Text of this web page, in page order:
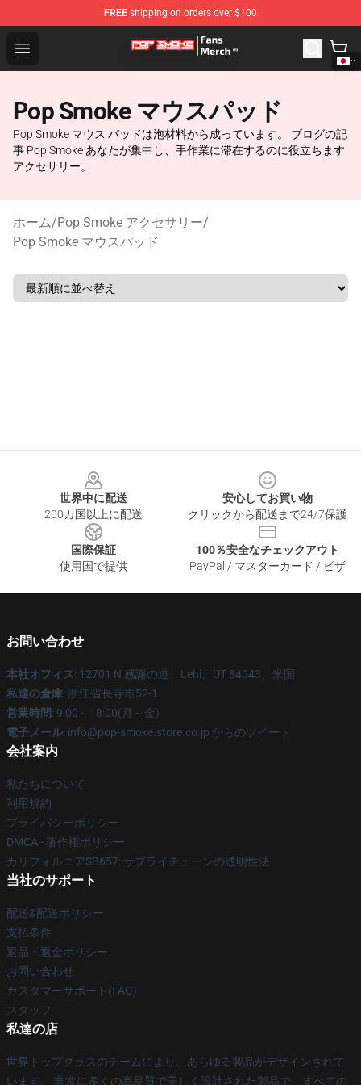
FREE shipping on orders over $100
Open menu
Pop Smoke Store - Official Pop Smoke Merchandise
Pop Smoke マウスパッド
Pop Smoke マウス パッドは泡材料から成っています。 ブログの記
事 Pop Smoke あなたが集中し、手作業に滞在するのに役立ちます
アクセサリー。
ホーム/Pop Smoke アクセサリー/
Pop Smoke マウスパッド
世界中に配送
200カ国以上に配送
安心してお買い物
クリックから配送まで24/7保護
国際保証
使用国で提供
100％安全なチェックアウト
PayPal / マスターカード / ビザ
お問い合わせ
本社オフィス: 12701 N 感謝の道、Lehi、UT 84043、米国
私達の倉庫: 浙江省長寺市52-1
営業時間: 9:00～18:00(月～金)
電子メール: info@pop-smoke.store.co.jp からのツイート
会社案内
私たちについて
利用規約
プライバシーポリシー
DMCA - 著作権ポリシー
カリフォルニアSB657: サプライチェーンの透明性法
当社のサポート
配送&配送ポリシー
支払条件
返品・返金ポリシー
お問い合わせ
カスタマーサポート(FAQ)
スタッフ
私達の店
世界トップクラスのチームにより、あらゆる製品がデザインされて
います。 非常に多くの高品質で美しく設計された製品で、すべての